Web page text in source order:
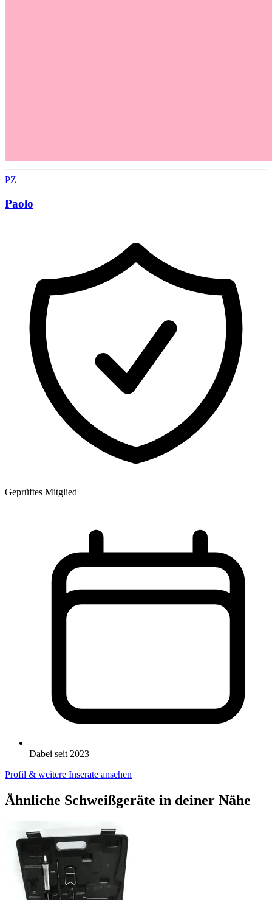
PZ
Paolo
Geprüftes Mitglied
Dabei seit 2023
Profil & weitere Inserate ansehen
Ähnliche Schweißgeräte in deiner Nähe